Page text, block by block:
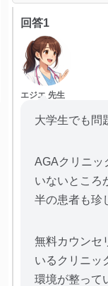
回答1
エジエ 先生
大学生でも問
AGAクリニッ
いないところ
半の患者も珍
無料カウンセ
いるクリニッ
環境が整って